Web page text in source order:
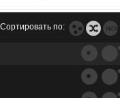
Сортировать по: